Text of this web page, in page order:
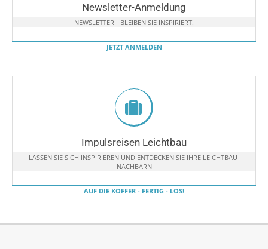
Newsletter-Anmeldung
NEWSLETTER - BLEIBEN SIE INSPIRIERT!
JETZT ANMELDEN
Impulsreisen Leichtbau
LASSEN SIE SICH INSPIRIEREN UND ENTDECKEN SIE IHRE LEICHTBAU-
NACHBARN
AUF DIE KOFFER - FERTIG - LOS!